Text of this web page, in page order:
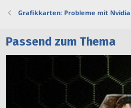
Grafikkarten: Probleme mit Nvidia
Passend zum Thema